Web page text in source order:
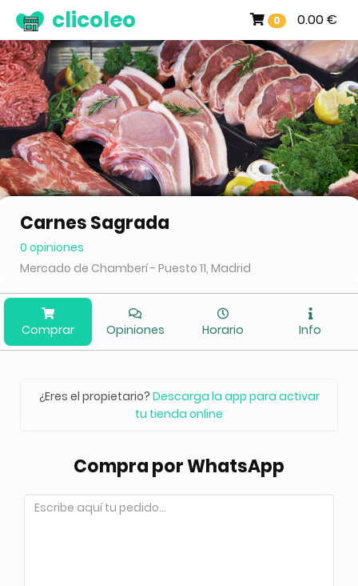
0 0.00 €
clicoleo
Carnes Sagrada
0 opiniones
Mercado de Chamberí - Puesto 11, Madrid
Comprar Opiniones Horario Info
¿Eres el propietario? Descarga la app para activar
tu tienda online
Compra por WhatsApp